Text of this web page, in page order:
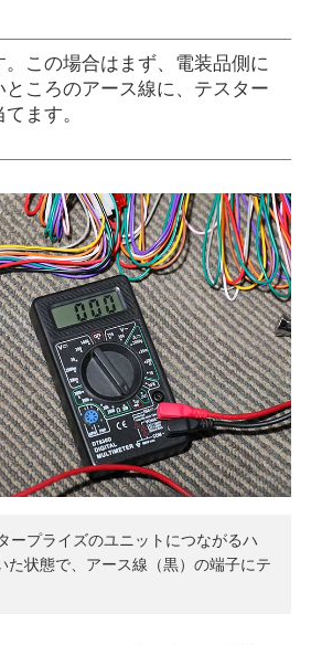
。この場合はまず、電装品側に
ところのアース線に、テスター
ます。
ープライズのユニットにつながるハ
た状態で、アース線（黒）の端子にテ